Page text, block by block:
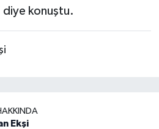
diye konuştu.
Ekşi